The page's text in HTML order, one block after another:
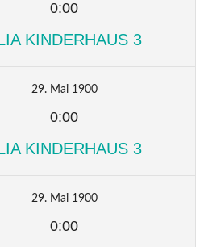
0:00
KINDERHAUS 3
29. Mai 1900
0:00
KINDERHAUS 3
29. Mai 1900
0:00